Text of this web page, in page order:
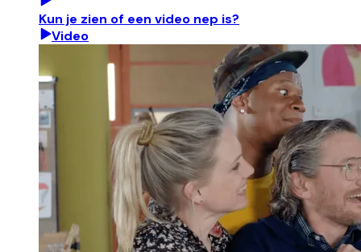
Kun je zien of een video nep is?
Video